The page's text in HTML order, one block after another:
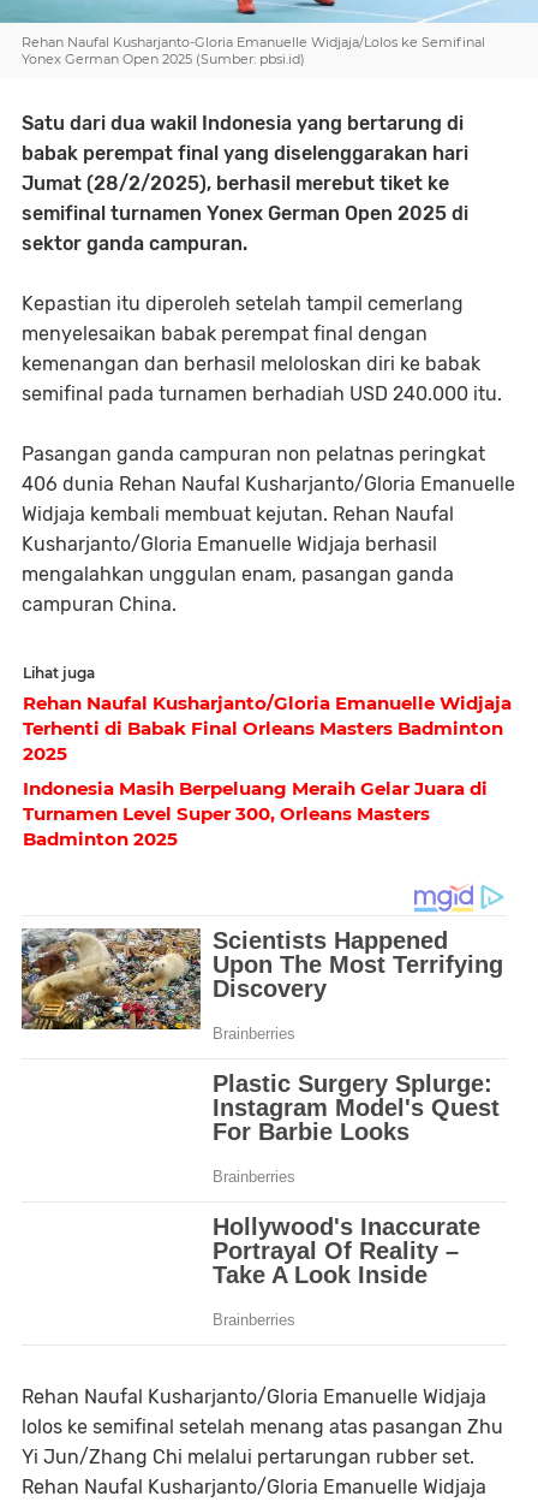
Rehan Naufal Kusharjanto-Gloria Emanuelle Widjaja/Lolos ke Semifinal
Yonex German Open 2025 (Sumber: pbsi.id)
Satu dari dua wakil Indonesia yang bertarung di
babak perempat final yang diselenggarakan hari
Jumat (28/2/2025), berhasil merebut tiket ke
semifinal turnamen Yonex German Open 2025 di
sektor ganda campuran.
Kepastian itu diperoleh setelah tampil cemerlang
menyelesaikan babak perempat final dengan
kemenangan dan berhasil meloloskan diri ke babak
semifinal pada turnamen berhadiah USD 240.000 itu.
Pasangan ganda campuran non pelatnas peringkat
406 dunia Rehan Naufal Kusharjanto/Gloria Emanuelle
Widjaja kembali membuat kejutan. Rehan Naufal
Kusharjanto/Gloria Emanuelle Widjaja berhasil
mengalahkan unggulan enam, pasangan ganda
campuran China.
Lihat juga
Rehan Naufal Kusharjanto/Gloria Emanuelle Widjaja
Terhenti di Babak Final Orleans Masters Badminton
2025
Indonesia Masih Berpeluang Meraih Gelar Juara di
Turnamen Level Super 300, Orleans Masters
Badminton 2025
Rehan Naufal Kusharjanto/Gloria Emanuelle Widjaja
lolos ke semifinal setelah menang atas pasangan Zhu
Yi Jun/Zhang Chi melalui pertarungan rubber set.
Rehan Naufal Kusharjanto/Gloria Emanuelle Widjaja